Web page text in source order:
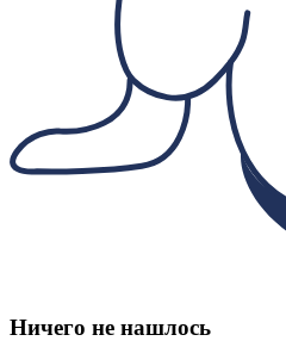
Ничего не нашлось